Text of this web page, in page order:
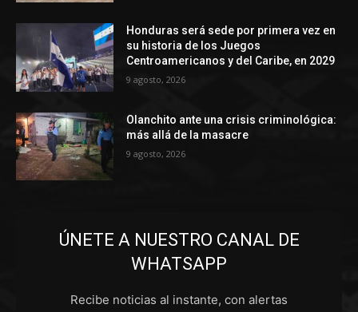
Honduras será sede por primera vez en
su historia de los Juegos
Centroamericanos y del Caribe, en 2029
9 agosto, 2026
Olanchito ante una crisis criminológica:
más allá de la masacre
9 agosto, 2026
ÚNETE A NUESTRO CANAL DE
WHATSAPP
Recibe noticias al instante, con alertas